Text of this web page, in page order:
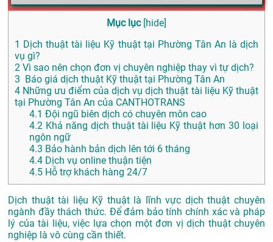
Mục lục [hide]
1 Dịch thuật tài liệu Kỹ thuật tại Phường Tân An là dịch
vụ gì?
2 Vì sao nên chọn đơn vị chuyên nghiệp thay vì tự dịch?
3 Báo giá dịch thuật Kỹ thuật tại Phường Tân An
4 Những ưu điểm của dịch vụ dịch thuật tài liệu Kỹ thuật
tại Phường Tân An của CANTHOTRANS
4.1 Đội ngũ biên dịch có chuyên môn cao
4.2 Khả năng dịch thuật tài liệu Kỹ thuật hơn 30 loại
ngôn ngữ
4.3 Bảo hành bản dịch lên tới 6 tháng
4.4 Dịch vụ online thuận tiện
4.5 Hỗ trợ khách hàng 24/7
Dịch thuật tài liệu Kỹ thuật là lĩnh vực dịch thuật chuyên
ngành đầy thách thức. Để đảm bảo tính chính xác và pháp
lý của tài liệu, việc lựa chọn một đơn vị dịch thuật chuyên
nghiệp là vô cùng cần thiết.